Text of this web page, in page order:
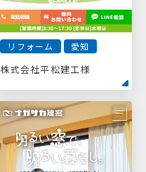
リフォーム 愛知
株式会社平松建工様